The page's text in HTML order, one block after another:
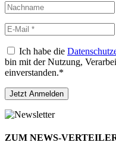
Ich habe die
bin mit der Nutzung,
einverstanden.*
ZUM NEWS-